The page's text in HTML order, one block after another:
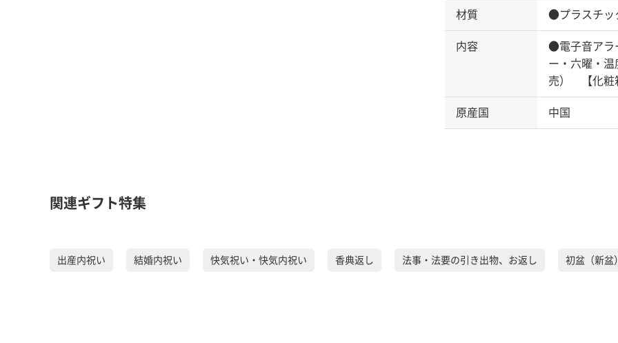
材質 ●プラスチッ
内容
●電子音アラ
ー・六曜・
売） 【化粧
原産国 中国
関連ギフト特集
出産内祝い 結婚内祝い 快気祝い・快気内祝い 香典返し 法事・法要の引き出物、お返し 初盆（新盆